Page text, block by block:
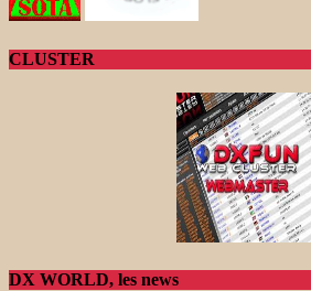
CLUSTER
DX WORLD, les news